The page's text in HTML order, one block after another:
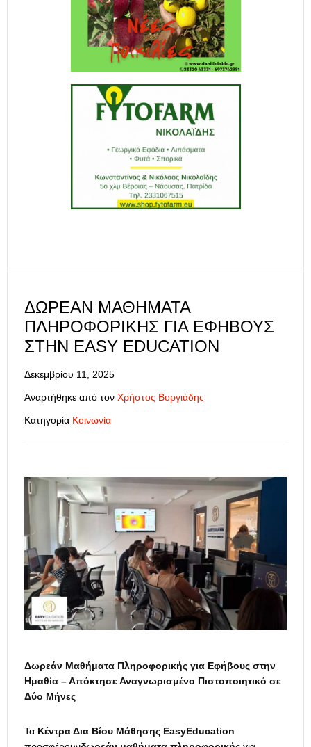
ΔΩΡΕΑΝ ΜΑΘΉΜΑΤΑ
ΠΛΗΡΟΦΟΡΙΚΉΣ ΓΙΑ ΕΦΉΒΟΥΣ
ΣΤΗΝ EASY EDUCATION
Δεκεμβρίου 11, 2025
Αναρτήθηκε από τον Χρήστος Βοργιάδης
Κατηγορία Κοινωνία
Δωρεάν Μαθήματα Πληροφορικής για Εφήβους στην
Ημαθία – Απόκτησε Αναγνωρισμένο Πιστοποιητικό σε
Δύο Μήνες
Τα Κέντρα Δια Βίου Μάθησης EasyEducation